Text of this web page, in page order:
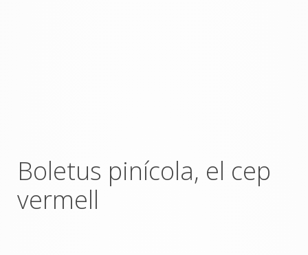
Boletus pinícola, el cep
vermell